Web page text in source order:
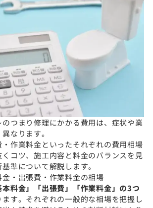
つまり修理にかかる費用は、症状や業
なります。
作業料金といったそれぞれの費用相場
コツ、施工内容と料金のバランスを見
準について解説します。
・出張費・作業料金の相場
本料金」「出張費」「作業料金」の3つ
ます。それぞれの一般的な相場を把握し